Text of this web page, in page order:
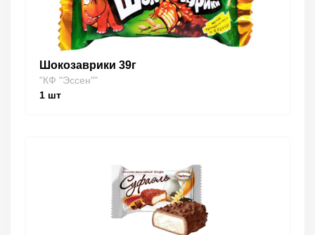
Шокозаврики 39г
"КФ "Эссен""
1 шт